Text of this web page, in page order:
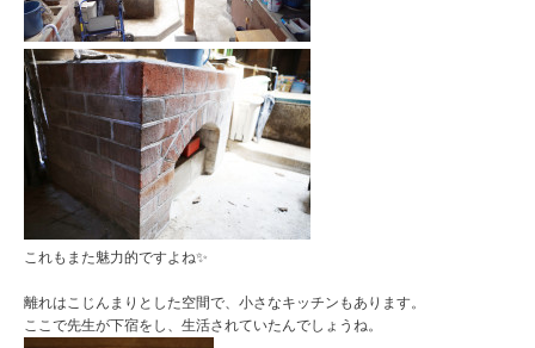
これもまた魅力的ですよね✨
離れはこじんまりとした空間で、小さなキッチンもあります。
ここで先生が下宿をし、生活されていたんでしょうね。